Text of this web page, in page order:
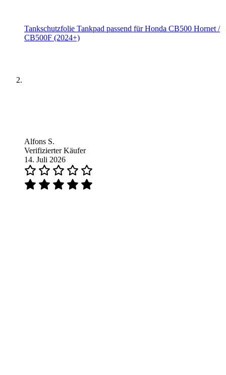
Tankschutzfolie Tankpad passend für Honda CB500 Hornet /
CB500F (2024+)
Alfons S.
Verifizierter Käufer
14. Juli 2026